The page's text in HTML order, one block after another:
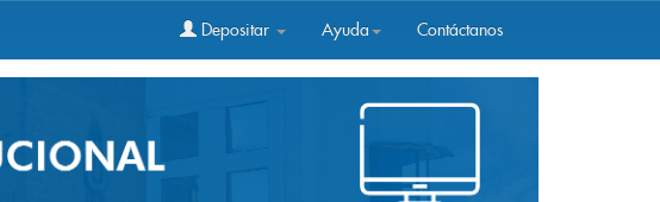
Depositar Ayuda Contáctanos